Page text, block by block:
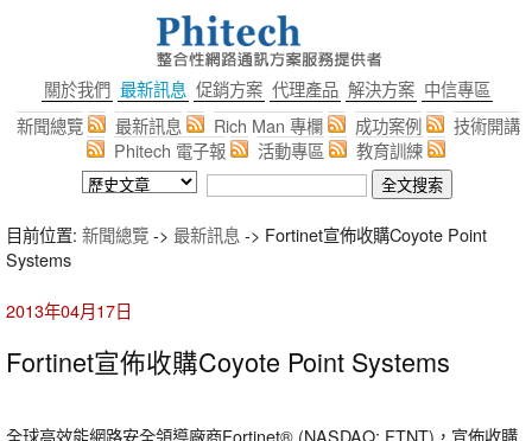
關於我們 最新訊息 促銷方案 代理產品 解決方案 中信專區
新聞總覽
最新訊息 Rich Man 專欄 成功案例
技術開講
Phitech 電子報
活動專區 教育訓練
目前位置: 新聞總覽-> 最新訊息 -> Fortinet宣佈收購Coyote Point
Systems
2013年04月17日
Fortinet宣佈收購Coyote Point Systems
全球高效能網路安全領導廠商Fortinet® (NASDAQ: FTNT)，宣佈收購